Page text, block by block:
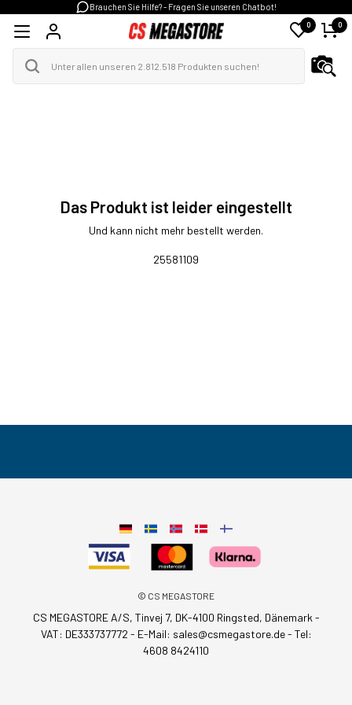
Brauchen Sie Hilfe? - Fragen Sie unseren Chatbot!
0 0
Das Produkt ist leider eingestellt
Und kann nicht mehr bestellt werden.
25581109
© CS MEGASTORE
CS MEGASTORE A/S, Tinvej 7, DK-4100 Ringsted, Dänemark -
VAT: DE333737772 - E-Mail: sales@csmegastore.de- Tel:
4608 8424110